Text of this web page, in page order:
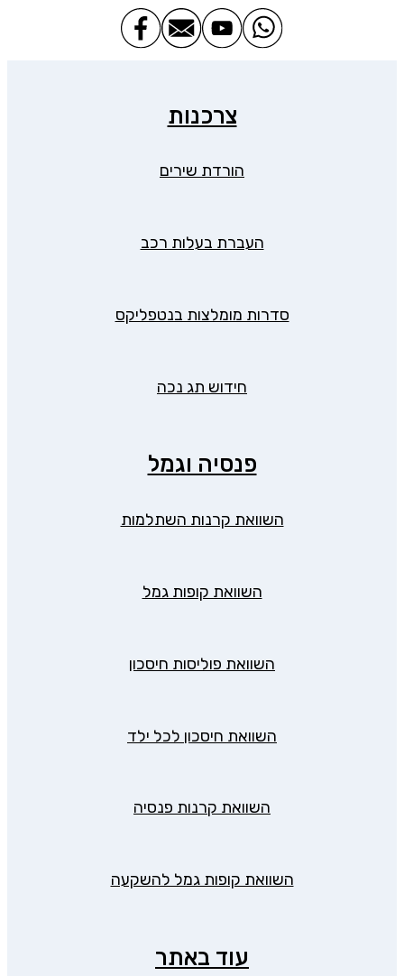
צרכנות
הורדת שירים
העברת בעלות רכב
סדרות מומלצות בנטפליקס
חידוש תג נכה
פנסיה וגמל
השוואת קרנות השתלמות
השוואת קופות גמל
השוואת פוליסות חיסכון
השוואת חיסכון לכל ילד
השוואת קרנות פנסיה
השוואת קופות גמל להשקעה
עוד באתר